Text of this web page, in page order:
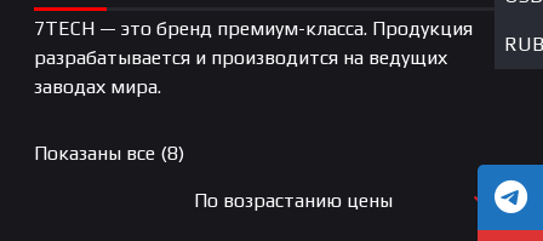
RUB
7TECH — это бренд премиум-класса. Продукция
разрабатывается и производится на ведущих
заводах мира.
Показаны все (8)Цены:
возрастанию
По возрастанию цены